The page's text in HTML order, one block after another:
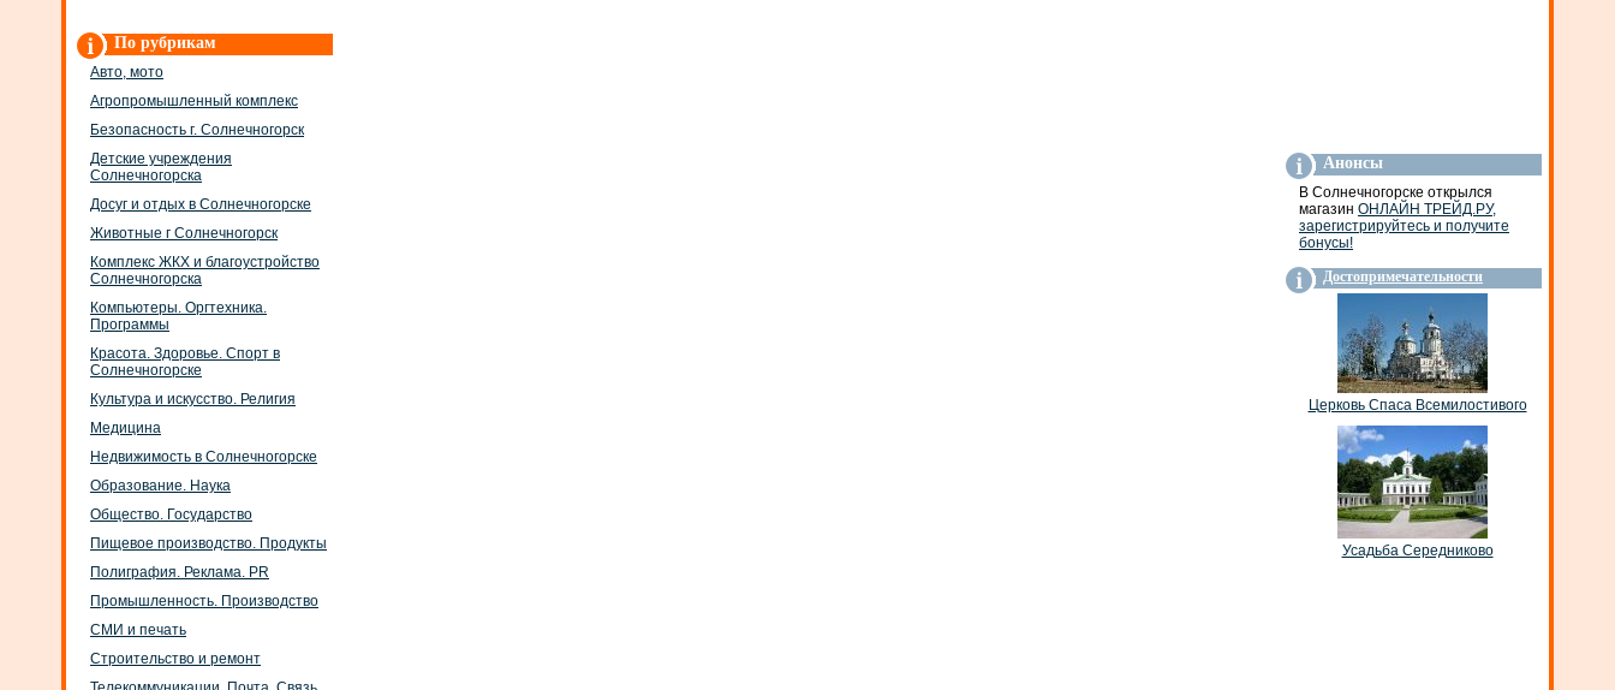
По рубрикам
Авто, мото
Агропромышленный комплекс
Безопасность г. Солнечногорск
Детские учреждения
Солнечногорска
Досуг и отдых в Солнечногорске
Животные г Солнечногорск
Комплекс ЖКХ и благоустройство
Солнечногорска
Компьютеры. Оргтехника.
Программы
Красота. Здоровье. Спорт в
Солнечногорске
Культура и искусство. Религия
Медицина
Недвижимость в Солнечногорске
Образование. Наука
Общество. Государство
Пищевое производство. Продукты
Полиграфия. Реклама. PR
Промышленность. Производство
СМИ и печать
Строительство и ремонт
Анонсы
В Солнечногорске открылся
магазин ОНЛАЙН ТРЕЙД.РУ,
зарегистрируйтесь и получите
бонусы!
Достопримечательности
Церковь Спаса Всемилостивого
Усадьба Середниково